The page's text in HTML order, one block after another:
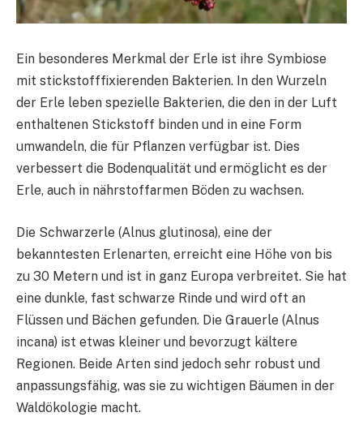
Ein besonderes Merkmal der Erle ist ihre Symbiose
mit stickstofffixierenden Bakterien. In den Wurzeln
der Erle leben spezielle Bakterien, die den in der Luft
enthaltenen Stickstoff binden und in eine Form
umwandeln, die für Pflanzen verfügbar ist. Dies
verbessert die Bodenqualität und ermöglicht es der
Erle, auch in nährstoffarmen Böden zu wachsen.
Die Schwarzerle (Alnus glutinosa), eine der
bekanntesten Erlenarten, erreicht eine Höhe von bis
zu 30 Metern und ist in ganz Europa verbreitet. Sie hat
eine dunkle, fast schwarze Rinde und wird oft an
Flüssen und Bächen gefunden. Die Grauerle (Alnus
incana) ist etwas kleiner und bevorzugt kältere
Regionen. Beide Arten sind jedoch sehr robust und
anpassungsfähig, was sie zu wichtigen Bäumen in der
Waldökologie macht.